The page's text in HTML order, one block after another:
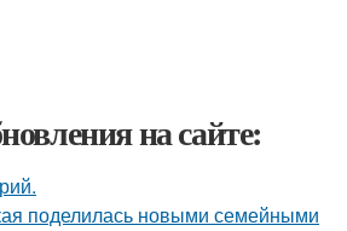
на сайте:
поделилась новыми семейными